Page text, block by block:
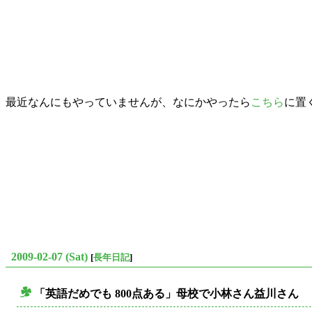
最近なんにもやっていませんが、なにかやったら こちらに置
2009-02-07 (Sat) [長年日記]
「英語だめでも 800点ある」母校で小林さん益川さん